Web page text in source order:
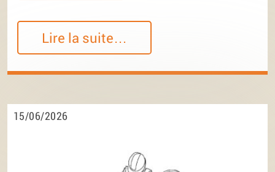
Lire la suite…
15/06/2026